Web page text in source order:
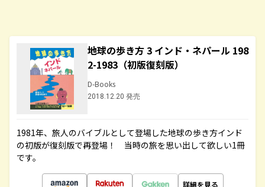
地球の歩き方 3 インド・ネパール 198
2-1983（初版復刻版）
D-Books
2018.12.20 発売
1981年、旅人のバイブルとして登場した地球の歩き方インド
の初版が復刻版で再登場！ 当時の旅を思い出して欲しい1冊
です。
詳細を見る